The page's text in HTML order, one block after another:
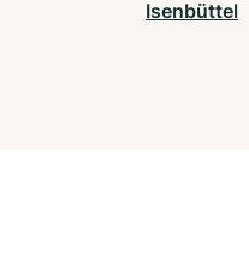
Isenbüttel